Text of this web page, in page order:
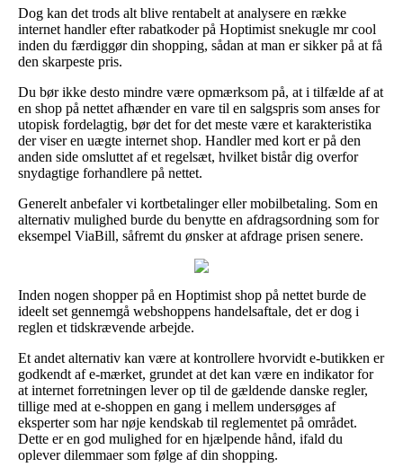
Dog kan det trods alt blive rentabelt at analysere en række
internet handler efter rabatkoder på Hoptimist snekugle mr cool
inden du færdiggør din shopping, sådan at man er sikker på at få
den skarpeste pris.
Du bør ikke desto mindre være opmærksom på, at i tilfælde af at
en shop på nettet afhænder en vare til en salgspris som anses for
utopisk fordelagtig, bør det for det meste være et karakteristika
der viser en uægte internet shop. Handler med kort er på den
anden side omsluttet af et regelsæt, hvilket bistår dig overfor
snydagtige forhandlere på nettet.
Generelt anbefaler vi kortbetalinger eller mobilbetaling. Som en
alternativ mulighed burde du benytte en afdragsordning som for
eksempel ViaBill, såfremt du ønsker at afdrage prisen senere.
Inden nogen shopper på en Hoptimist shop på nettet burde de
ideelt set gennemgå webshoppens handelsaftale, det er dog i
reglen et tidskrævende arbejde.
Et andet alternativ kan være at kontrollere hvorvidt e-butikken er
godkendt af e-mærket, grundet at det kan være en indikator for
at internet forretningen lever op til de gældende danske regler,
tillige med at e-shoppen en gang i mellem undersøges af
eksperter som har nøje kendskab til reglementet på området.
Dette er en god mulighed for en hjælpende hånd, ifald du
oplever dilemmaer som følge af din shopping.